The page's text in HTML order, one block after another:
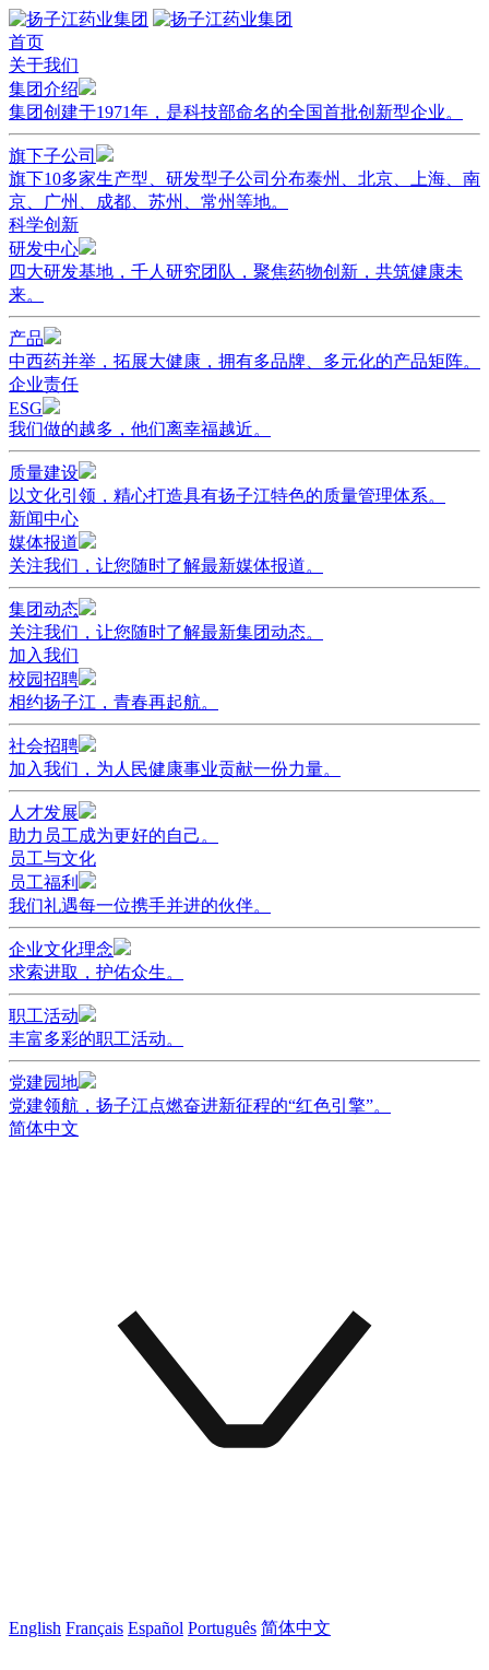
首页
关于我们
集团介绍
集团创建于1971年，是科技部命名的全国首批创新型企业。
旗下子公司
旗下10多家生产型、研发型子公司分布泰州、北京、上海、南
京、广州、成都、苏州、常州等地。
科学创新
研发中心
四大研发基地，千人研究团队，聚焦药物创新，共筑健康未
来。
产品
中西药并举，拓展大健康，拥有多品牌、多元化的产品矩阵。
企业责任
ESG
我们做的越多，他们离幸福越近。
质量建设
以文化引领，精心打造具有扬子江特色的质量管理体系。
新闻中心
媒体报道
关注我们，让您随时了解最新媒体报道。
集团动态
关注我们，让您随时了解最新集团动态。
加入我们
校园招聘
相约扬子江，青春再起航。
社会招聘
加入我们，为人民健康事业贡献一份力量。
人才发展
助力员工成为更好的自己。
员工与文化
员工福利
我们礼遇每一位携手并进的伙伴。
企业文化理念
求索进取，护佑众生。
职工活动
丰富多彩的职工活动。
党建园地
党建领航，扬子江点燃奋进新征程的“红色引擎”。
简体中文
English Français Español Português 简体中文